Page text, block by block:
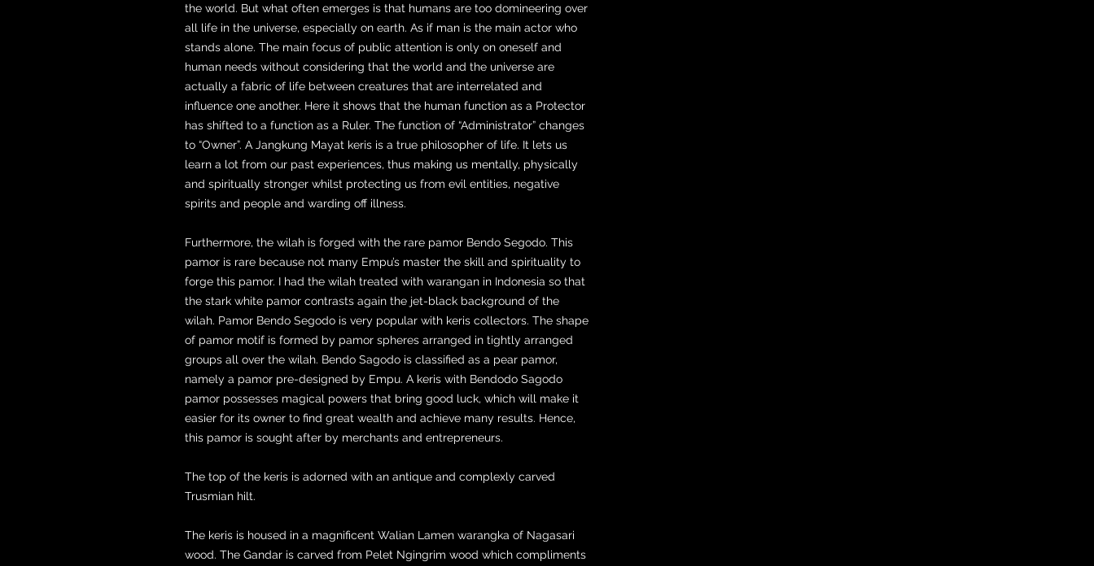
the world. But what often emerges is that humans are too domineering over
all life in the universe, especially on earth. As if man is the main actor who
stands alone. The main focus of public attention is only on oneself and
human needs without considering that the world and the universe are
actually a fabric of life between creatures that are interrelated and
influence one another. Here it shows that the human function as a Protector
has shifted to a function as a Ruler. The function of “Administrator” changes
to “Owner”. A Jangkung Mayat keris is a true philosopher of life. It lets us
learn a lot from our past experiences, thus making us mentally, physically
and spiritually stronger whilst protecting us from evil entities, negative
spirits and people and warding off illness.
Furthermore, the wilah is forged with the rare pamor Bendo Segodo. This
pamor is rare because not many Empu’s master the skill and spirituality to
forge this pamor. I had the wilah treated with warangan in Indonesia so that
the stark white pamor contrasts again the jet-black background of the
wilah. Pamor Bendo Segodo is very popular with keris collectors. The shape
of pamor motif is formed by pamor spheres arranged in tightly arranged
groups all over the wilah. Bendo Sagodo is classified as a pear pamor,
namely a pamor pre-designed by Empu. A keris with Bendodo Sagodo
pamor possesses magical powers that bring good luck, which will make it
easier for its owner to find great wealth and achieve many results. Hence,
this pamor is sought after by merchants and entrepreneurs.
The top of the keris is adorned with an antique and complexly carved
Trusmian hilt.
The keris is housed in a magnificent Walian Lamen warangka of Nagasari
wood. The Gandar is carved from Pelet Ngingrim wood which compliments